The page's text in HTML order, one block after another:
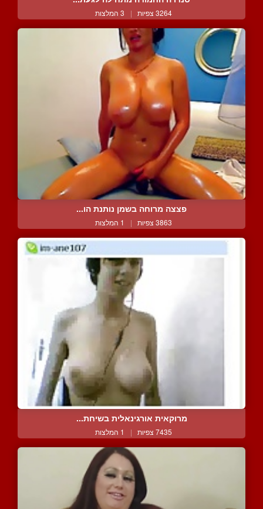
3264 צפיות | 3 המלצות
פצצה מרוחה בשמן נותנת הו...
3863 צפיות | 1 המלצות
מרוקאית אורגינאלית בשיחת...
7435 צפיות | 1 המלצות